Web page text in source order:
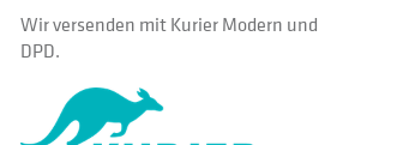
Wir versenden mit Kurier Modern und
DPD.